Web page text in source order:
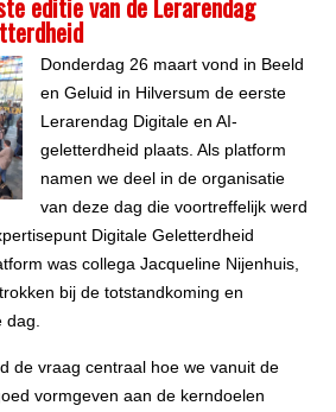
Donderdag 26 maart vond in Beeld
en Geluid in Hilversum de eerste
Lerarendag Digitale en AI-
geletterdheid plaats. Als platform
namen we deel in de organisatie
van deze dag die voortreffelijk werd
Digitale Geletterdheid
was collega Jacqueline Nijenhuis,
bij de totstandkoming en
de vraag centraal hoe we vanuit de
vormgeven aan de kerndoelen